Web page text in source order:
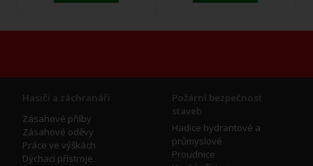
Hasiči a záchranáři
Zásahové přilby
Zásahové oděvy
Práce ve výškách
Dýchací přístroje
Požární bezpečnost
staveb
Hadice hydrantové a
průmyslové
Proudnice